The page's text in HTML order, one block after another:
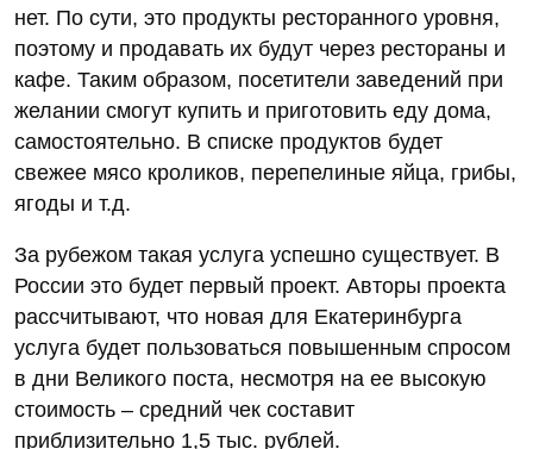
нет. По сути, это продукты ресторанного уровня,
поэтому и продавать их будут через рестораны и
кафе. Таким образом, посетители заведений при
желании смогут купить и приготовить еду дома,
самостоятельно. В списке продуктов будет
свежее мясо кроликов, перепелиные яйца, грибы,
ягоды и т.д.
За рубежом такая услуга успешно существует. В
России это будет первый проект. Авторы проекта
рассчитывают, что новая для Екатеринбурга
услуга будет пользоваться повышенным спросом
в дни Великого поста, несмотря на ее высокую
стоимость – средний чек составит
приблизительно 1,5 тыс. рублей.